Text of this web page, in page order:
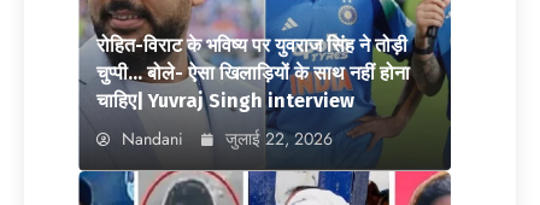
रोहित-विराट के भविष्य पर युवराज सिंह ने तोड़ी
चुप्पी… बोले- ऐसा खिलाड़ियों के साथ नहीं होना
चाहिए| Yuvraj Singh interview
Nandani जुलाई 22, 2026